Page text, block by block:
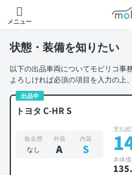
メニュー
状態・装備を知りたい
以下の出品車両についてモビリコ事
よろしければ必須の項目を入力の上
出品中
トヨタ C-HR S
板金歴
なし
外装
A
内装
S
支払
本体
135